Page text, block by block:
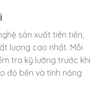
sản xuất tiên tiến,
lượng cao nhất. Mỗi
tra kỹ lưỡng trước khi
độ bền và tính năng